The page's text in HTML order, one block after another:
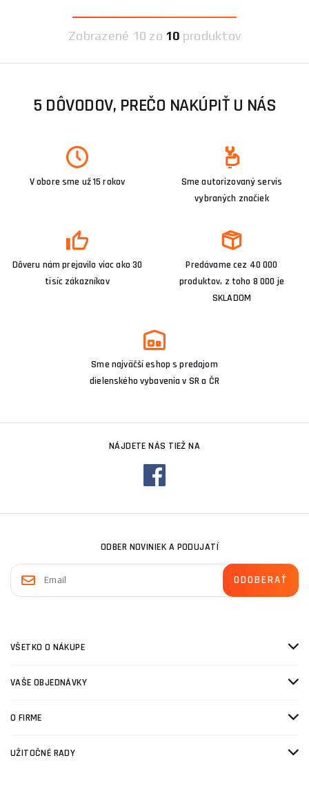
Zobrazené 10 zo 10 produktov
5 DÔVODOV, PREČO NAKÚPIŤ U NÁS
V obore sme už 15 rokov
Sme autorizovaný servis
vybraných značiek
Dôveru nám prejavilo viac ako 30
tisíc zákazníkov
Predávame cez 40 000
produktov, z toho 8 000 je
SKLADOM
Sme najväčší eshop s predajom
dielenského vybavenia v SR a ČR
NÁJDETE NÁS TIEŽ NA
ODBER NOVINIEK A PODUJATÍ
VŠETKO O NÁKUPE
VAŠE OBJEDNÁVKY
O FIRME
UŽITOČNÉ RADY